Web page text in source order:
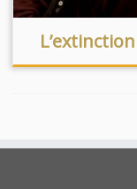
L’extinction